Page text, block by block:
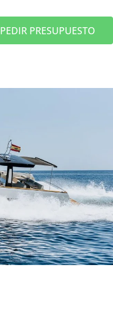
PEDIR PRESUPUESTO